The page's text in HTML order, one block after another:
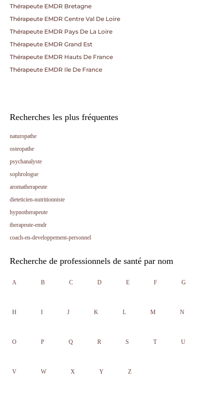
Thérapeute EMDR Bretagne
Thérapeute EMDR Centre Val De Loire
Thérapeute EMDR Pays De La Loire
Thérapeute EMDR Grand Est
Thérapeute EMDR Hauts De France
Thérapeute EMDR Ile De France
Recherches les plus fréquentes
naturopathe
osteopathe
psychanalyste
sophrologue
aromatherapeute
dieteticien-nutritionniste
hypnotherapeute
therapeute-emdr
coach-en-developpement-personnel
Recherche de professionnels de santé par nom
A B C D E F G
H I J K L M N
O P Q R S T U
V W X Y Z